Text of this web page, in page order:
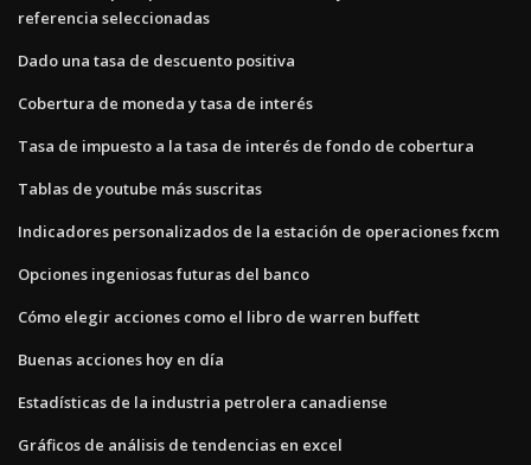
referencia seleccionadas
Dado una tasa de descuento positiva
Cobertura de moneda y tasa de interés
Tasa de impuesto a la tasa de interés de fondo de cobertura
Tablas de youtube más suscritas
Indicadores personalizados de la estación de operaciones fxcm
Opciones ingeniosas futuras del banco
Cómo elegir acciones como el libro de warren buffett
Buenas acciones hoy en día
Estadísticas de la industria petrolera canadiense
Gráficos de análisis de tendencias en excel